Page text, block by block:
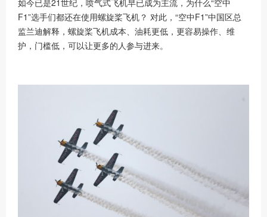
如今已是21世纪，喷气式飞机早已成为主流，为什么“空中
F1”选手们都还在使用螺旋桨飞机？ 对此， “空中F1”中国区总
监兰迪解释，螺旋桨飞机成本、油耗更低，更容易操作、维
护，门槛低，可以让更多的人参与进来。